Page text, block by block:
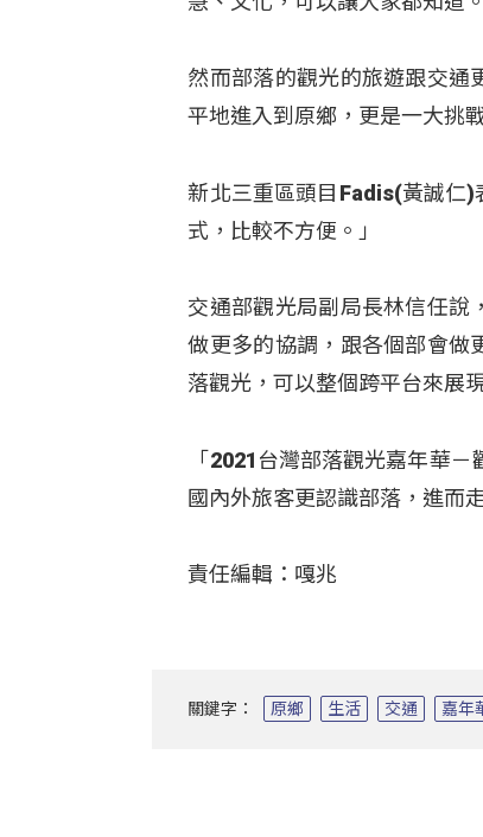
然而部落的觀光的旅遊跟交通
平地進入到原鄉，更是一大挑
新北三重區頭目Fadis(黃誠仁)
式，比較不方便。」
交通部觀光局副局長林信任說
做更多的協調，跟各個部會做
落觀光，可以整個跨平台來展現
「2021台灣部落觀光嘉年華
國內外旅客更認識部落，進而
責任編輯：嘎兆
關鍵字： 原鄉 生活 交通 嘉年